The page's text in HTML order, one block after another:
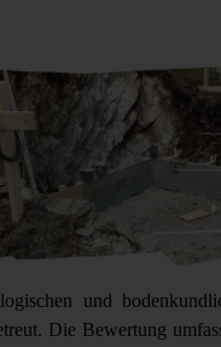
und
Die Bewertung